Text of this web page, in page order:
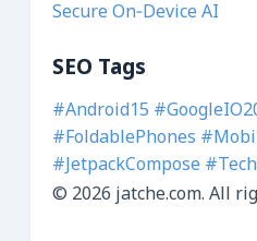
Secure On‑Device AI
SEO Tags
#Android15
#FoldablePhones
#JetpackCompose
© 2026 jatche.com. All